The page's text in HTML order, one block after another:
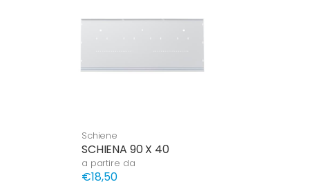
Schiene
SCHIENA 90 X 40
a partire da
€18,50